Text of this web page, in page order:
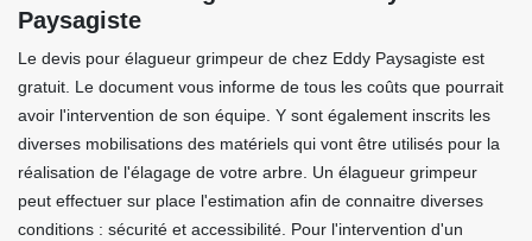
Paysagiste
Le devis pour élagueur grimpeur de chez Eddy Paysagiste est
gratuit. Le document vous informe de tous les coûts que pourrait
avoir l'intervention de son équipe. Y sont également inscrits les
diverses mobilisations des matériels qui vont être utilisés pour la
réalisation de l'élagage de votre arbre. Un élagueur grimpeur
peut effectuer sur place l'estimation afin de connaitre diverses
conditions : sécurité et accessibilité. Pour l'intervention d'un